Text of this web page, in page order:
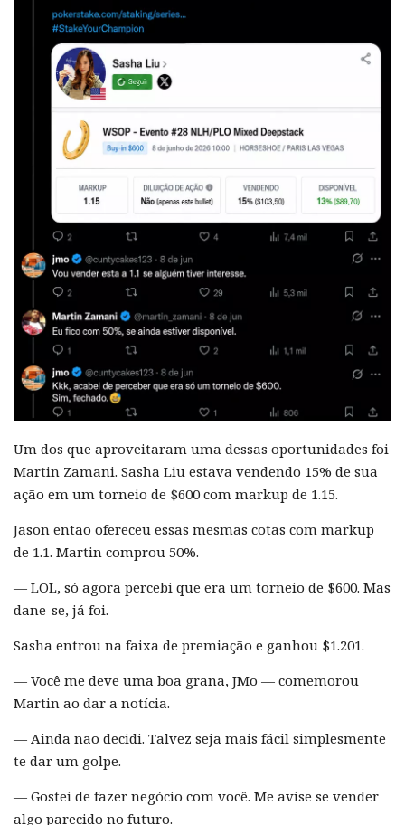
Um dos que aproveitaram uma dessas oportunidades foi
Martin Zamani. Sasha Liu estava vendendo 15% de sua
ação em um torneio de $600 com markup de 1.15.
Jason então ofereceu essas mesmas cotas com markup
de 1.1. Martin comprou 50%.
— LOL, só agora percebi que era um torneio de $600. Mas
dane-se, já foi.
Sasha entrou na faixa de premiação e ganhou $1.201.
— Você me deve uma boa grana, JMo — comemorou
Martin ao dar a notícia.
— Ainda não decidi. Talvez seja mais fácil simplesmente
te dar um golpe.
— Gostei de fazer negócio com você. Me avise se vender
algo parecido no futuro.